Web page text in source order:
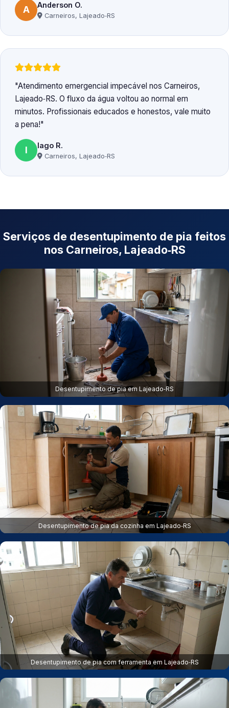
A Anderson O.
Carneiros, Lajeado‑RS
Atendimento emergencial impecável nos Carneiros,
Lajeado‑RS. O fluxo da água voltou ao normal em
minutos. Profissionais educados e honestos, vale muito
a pena!
I Iago R.
Carneiros, Lajeado‑RS
Serviços de desentupimento de pia feitos
nos Carneiros, Lajeado‑RS
Desentupimento de pia em Lajeado‑RS
Desentupimento de pia da cozinha em Lajeado‑RS
Desentupimento de pia com ferramenta em Lajeado‑RS